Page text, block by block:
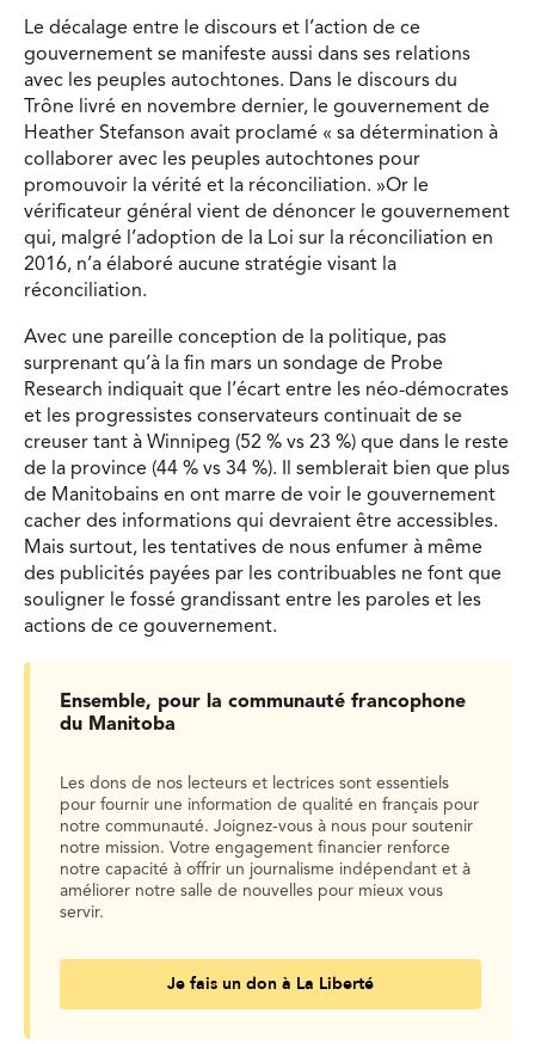
Le décalage entre le discours et l’action de ce
gouvernement se manifeste aussi dans ses relations
avec les peuples autochtones. Dans le discours du
Trône livré en novembre dernier, le gouvernement de
Heather Stefanson avait proclamé « sa détermination à
collaborer avec les peuples autochtones pour
promouvoir la vérité et la réconciliation. »Or le
vérificateur général vient de dénoncer le gouvernement
qui, malgré l’adoption de la Loi sur la réconciliation en
2016, n’a élaboré aucune stratégie visant la
réconciliation.
Avec une pareille conception de la politique, pas
surprenant qu’à la fin mars un sondage de Probe
Research indiquait que l’écart entre les néo-démocrates
et les progressistes conservateurs continuait de se
creuser tant à Winnipeg (52 % vs 23 %) que dans le reste
de la province (44 % vs 34 %). Il semblerait bien que plus
de Manitobains en ont marre de voir le gouvernement
cacher des informations qui devraient être accessibles.
Mais surtout, les tentatives de nous enfumer à même
des publicités payées par les contribuables ne font que
souligner le fossé grandissant entre les paroles et les
actions de ce gouvernement.
Ensemble, pour la communauté francophone
du Manitoba
Les dons de nos lecteurs et lectrices sont essentiels
pour fournir une information de qualité en français pour
notre communauté. Joignez-vous à nous pour soutenir
notre mission. Votre engagement financier renforce
notre capacité à offrir un journalisme indépendant et à
améliorer notre salle de nouvelles pour mieux vous
servir.
Je fais un don à La Liberté